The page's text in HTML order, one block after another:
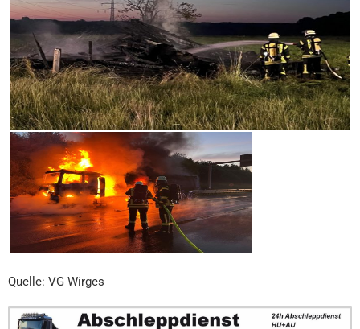
Quelle: VG Wirges